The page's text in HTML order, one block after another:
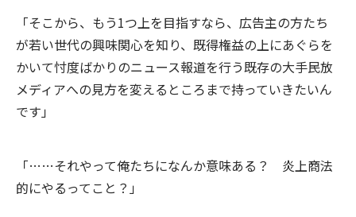
「そこから、もう1つ上を目指すなら、広告主の方たち
が若い世代の興味関心を知り、既得権益の上にあぐらを
かいて忖度ばかりのニュース報道を行う既存の大手民放
メディアへの見方を変えるところまで持っていきたいん
です」
「……それやって俺たちになんか意味ある？ 炎上商法
的にやるってこと？」